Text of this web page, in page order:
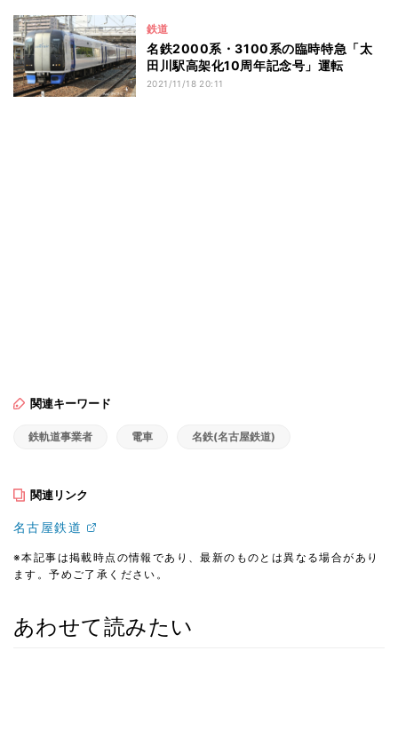
鉄道
名鉄2000系・3100系の臨時特急「太
田川駅高架化10周年記念号」運転
2021/11/18 20:11
関連キーワード
鉄軌道事業者 電車 名鉄(名古屋鉄道)
関連リンク
名古屋鉄道
※本記事は掲載時点の情報であり、最新のものとは異なる場合があり
ます。予めご了承ください。
あわせて読みたい